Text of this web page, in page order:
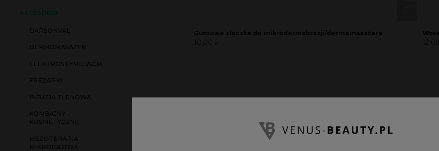
AKCESORIA
DARSONVAL
DERMOMASAŻER
ELEKTROSTYMULACJA
FREZARKI
INFUZJA TLENOWA
KOMBAJNY
KOSMETYCZNE
MEZOTERAPIA
MIKROIGŁOWA
Gumowa złączka do mikrodermabrazji/dermomasażera